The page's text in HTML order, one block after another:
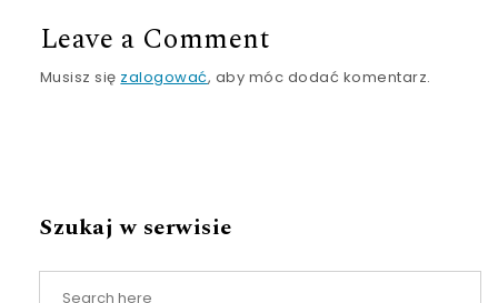
Leave a Comment
Musisz się zalogować, aby móc dodać komentarz.
Szukaj w serwisie